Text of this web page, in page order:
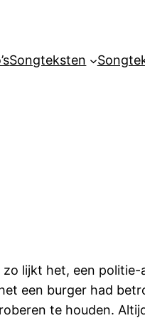
Songteksten
lijkt het, een
een burger had
te houden.